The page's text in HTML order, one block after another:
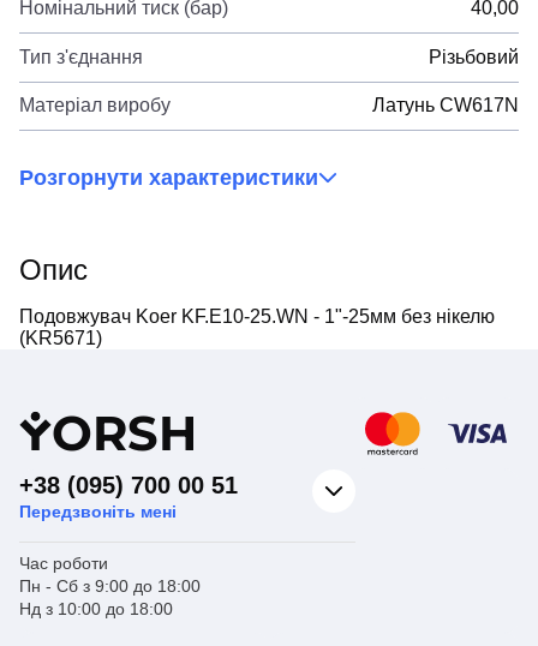
Номінальний тиск (бар) 40,00
Тип з'єднання Різьбовий
Матеріал виробу Латунь CW617N
Розгорнути характеристики
Опис
Подовжувач Koer KF.E10-25.WN - 1"-25мм без нікелю
(KR5671)
YORSH
+38 (095) 700 00 51
Передзвоніть мені
Час роботи
Пн - Сб з 9:00 до 18:00
Нд з 10:00 до 18:00